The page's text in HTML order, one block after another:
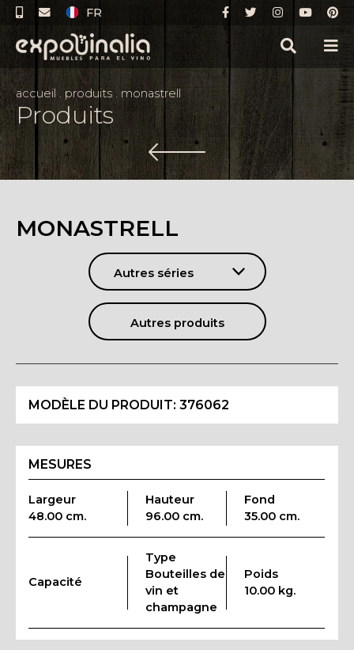
FR
accueil . produits. monastrell
Produits
MONASTRELL
Autres séries
Autres produits
MODÈLE DU PRODUIT:376062
MESURES
Largeur
48.00 cm.
Hauteur
96.00 cm.
Fond
35.00 cm.
Capacité
Type
Bouteilles de
vin et
champagne
Poids
10.00 kg.